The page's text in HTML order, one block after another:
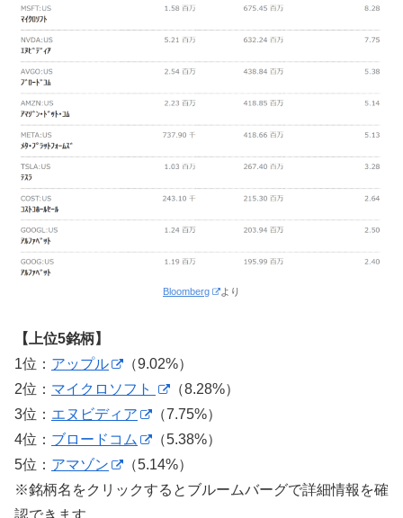
Bloomberg より
【上位5銘柄】
1位： アップル
（9.02%）
2位： マイクロソフト
（8.28%）
3位： エヌビディア
（7.75%）
4位： ブロードコム
（5.38%）
5位： アマゾン
（5.14%）
※銘柄名をクリックするとブルームバーグで詳細情報を確
認できます